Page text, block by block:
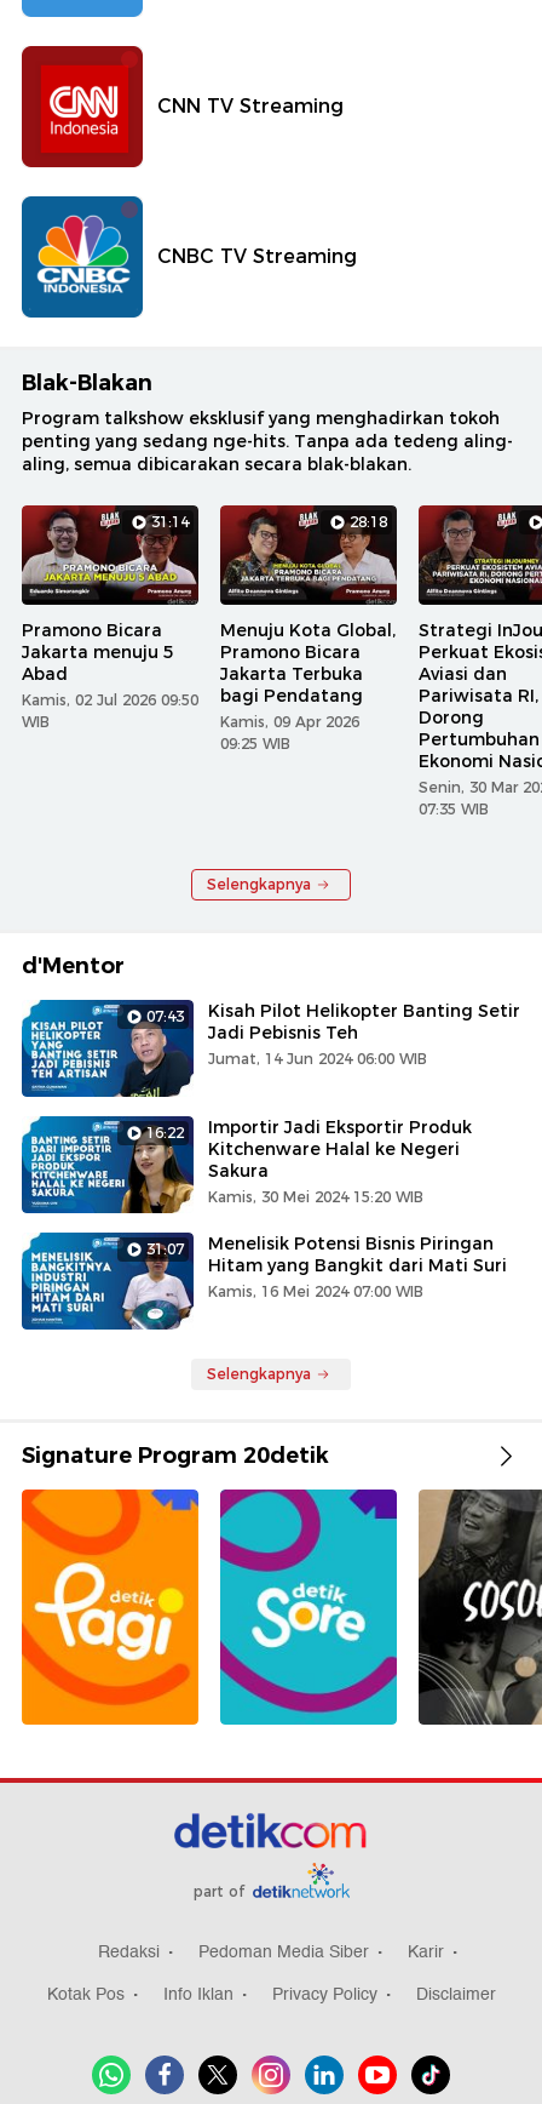
CNN TV Streaming
CNBC TV Streaming
Blak-Blakan
Program talkshow eksklusif yang menghadirkan tokoh
penting yang sedang nge-hits. Tanpa ada tedeng aling-
aling, semua dibicarakan secara blak-blakan.
31:14
Pramono Bicara
Jakarta menuju 5
Abad
Kamis, 02 Jul 2026 09:50
WIB
28:18
Menuju Kota Global,
Pramono Bicara
Jakarta Terbuka
bagi Pendatang
Kamis, 09 Apr 2026
09:25 WIB
Strategi
Perkuat
Aviasi dan
Pariwisata RI,
Dorong
Pertumbuhan
Ekonomi
Senin, 30 Mar
07:35 WIB
Selengkapnya
d'Mentor
07:43
Kisah Pilot Helikopter Banting Setir
Jadi Pebisnis Teh
Jumat, 14 Jun 2024 06:00 WIB
16:22
Importir Jadi Eksportir Produk
Kitchenware Halal ke Negeri
Sakura
Kamis, 30 Mei 2024 15:20 WIB
31:07
Menelisik Potensi Bisnis Piringan
Hitam yang Bangkit dari Mati Suri
Kamis, 16 Mei 2024 07:00 WIB
Selengkapnya
Signature Program 20detik
part of
Redaksi Pedoman Media Siber
Karir
Kotak Pos
Info Iklan Privacy Policy Disclaimer